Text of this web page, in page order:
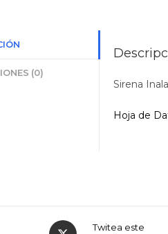
(0)
Sirena
Hoja de
Opens
Twitea este